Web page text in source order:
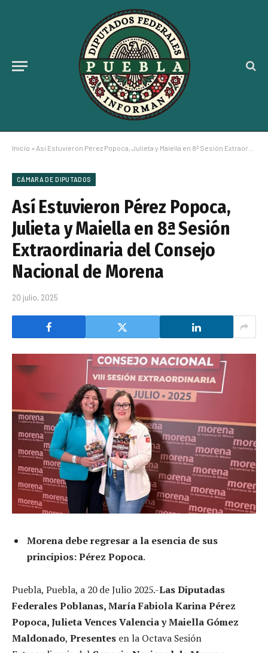
Inicio » Así Estuvieron Pérez Popoca, Julieta y Maiella en 8ª Sesión Extraordinaria del Consejo Nacional de Morena
CÁMARA DE DIPUTADOS
Así Estuvieron Pérez Popoca,
Julieta y Maiella en 8ª Sesión
Extraordinaria del Consejo
Nacional de Morena
20 julio, 2025
Morena debe regresar a la esencia de sus
principios: Pérez Popoca.
Puebla, Puebla, a 20 de Julio 2025.-Las Diputadas
Federales Poblanas, María Fabiola Karina Pérez
Popoca, Julieta Vences Valenciay Maiella Gómez
Maldonado, Presentes en la Octava Sesión